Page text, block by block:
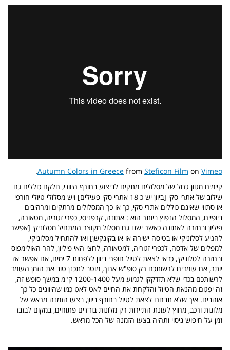
Autumn Colors in Greece from Steficon Film on Vimeo
.
קיימים מגוון גדול של מסלולים מתקים לביצוע בחורף היווני, חלקם כוללים גם
שילוב של אתרי סקי [ביוון יש כ 18 אתרי סקי פעילים] ויש מסלולי טיולי חורפי
או סתווי שאינם כוללים אתרי סקי, כך או כך המסלולים מרתקים ומרהיבים
ביופיים, המסלול הנפוץ ביותר הוא : אתונה, קרפניסי, כפרי זגוריה, מטאורה,
פיליון ובחזרה לאתונה כאשר ישנו גם מסלול מקוצר המתחיל מסלוניקי [אפשר
להגיע לסלוניקי או בטיסה ישירה או או בקונקשן] ואז להתחיל מסלוניקי,
למפלים של אדסה, לכפרי זגוריה, למטאורה, לחצי האי פיליון, להר האולימפוס
ובחזרה לסלוניקי, כדאי לצאת לטיול חופרי ביוון ללפחות 7 ימים, אם אפשר אז
יותר, אם עומדים לרשותכם רק סופ"ש ארוך, מוטב לתכנן טוב את הזמן העומד
לרשותכם בכדי שלא תזדקקו לגמוע מעל 1200-1400 ק"מ במשך סופש זה,
זה יפגום מהנאת הטיול והלקחת את החיים לאט לאט כמו שהיוונים כל כך
אוהבים. איך שלא תבחרו לצאת לטיול בחורף ביוון, בצעו הזמנה מראש של
מלונות ורכב, מחוץ לעונת התיירות רק מלונות בודדים פתוחים, במקום לבזבז
זמן על חיפוש ניסוי ותהיה בצעו הזמנה של הכל מראש.